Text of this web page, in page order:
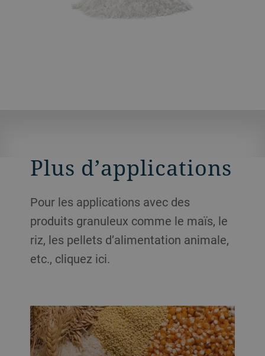
Plus d’applications
Pour les applications avec des
produits granuleux comme le maïs, le
riz, les pellets d’alimentation animale,
etc., cliquez ici.